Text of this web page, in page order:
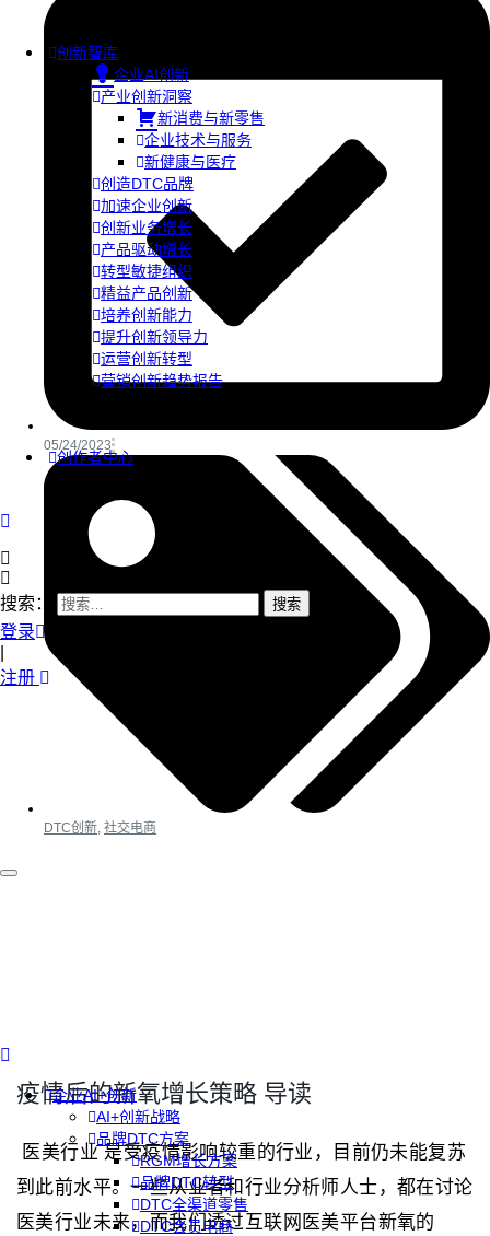
创新智库
企业AI创新
产业创新洞察
新消费与新零售
企业技术与服务
新健康与医疗
创造DTC品牌
加速企业创新
创新业务增长
产品驱动增长
转型敏捷组织
精益产品创新
培养创新能力
提升创新领导力
运营创新转型
营销创新趋势报告
创作者中心
搜索：
登录
注册
企业AI+创新
AI+创新战略
品牌DTC方案
RGM增长方案
品牌DTC转型
DTC全渠道零售
DTC会员电商
05/24/2023
DTC创新 社交电商
疫情后的新氧增长策略 导读
医美行业 是受疫情影响较重的行业，目前仍未能复苏
到此前水平。一些从业者和行业分析师人士，都在讨论
医美行业未来，而我们透过互联网医美平台新氧的